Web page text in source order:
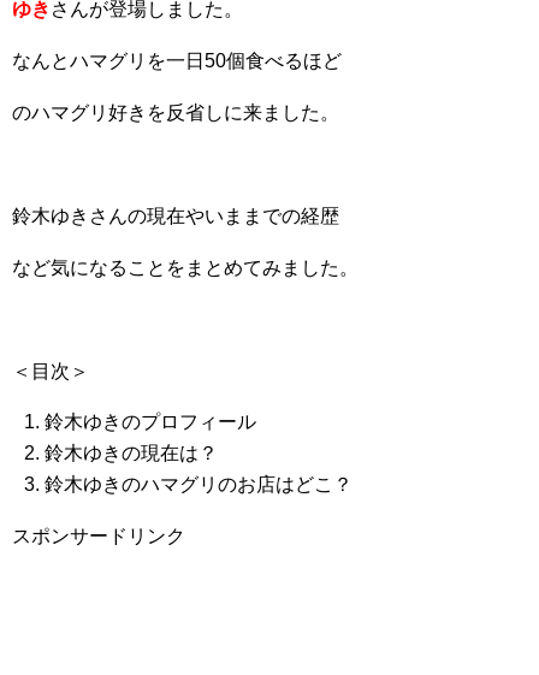
ゆき さんが登場しました。
なんとハマグリを一日50個食べるほど
のハマグリ好きを反省しに来ました。
鈴木ゆきさんの現在やいままでの経歴
など気になることをまとめてみました。
＜目次＞
鈴木ゆきのプロフィール
鈴木ゆきの現在は？
鈴木ゆきのハマグリのお店はどこ？
スポンサードリンク